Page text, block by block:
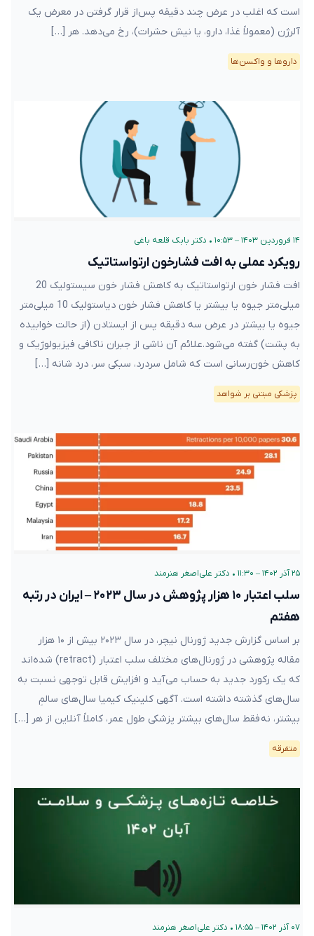
است که اغلب در عرض چند دقیقه پس‌از قرار گرفتن در معرض یک
آلرژن (معمولاً غذا، دارو، یا نیش حشرات)، رخ می‌دهد. هر […]
دارو‌ها و واکسن‌ها
۱۴ فروردین ۱۴۰۳ – ۱۰:۵۳ • دکتر بابک قلعه‌ باغی
رویکرد عملی به افت فشارخون ارتواستاتیک
افت فشار خون ارتواستاتیک به کاهش فشار خون سیستولیک 20
میلی‌متر جیوه یا بیشتر یا کاهش فشار خون دیاستولیک 10 میلی‌متر
جیوه یا بیشتر در عرض سه دقیقه پس از ایستادن (از حالت خوابیده
به پشت) گفته می‌شود.علائم آن ناشی از جبران ناکافی فیزیولوژیک و
کاهش خون‌رسانی است که شامل سردرد، سبکی سر، درد شانه […]
پزشکی مبتنی بر شواهد
۲۵ آذر ۱۴۰۲ – ۱۱:۳۰ • دکتر علی‌اصغر هنرمند
سلب اعتبار ۱۰ هزار پژوهش در سال ۲۰۲۳ – ایران در رتبه
هفتم
بر اساس گزارش جدید ژورنال نیچر، در سال ۲۰۲۳ بیش از ۱۰ هزار
مقاله پژوهشی در ژورنال‌های مختلف سلب اعتبار (retract) شده‌اند
که یک رکورد جدید به حساب می‌آید و افزایش قابل توجهی نسبت به
سال‌های گذشته داشته است. آگهی کلینیک کیمیا سال‌های سالمِ
بیشتر، نه فقط سال‌های بیشتر پزشکی طول عمر، کاملاً آنلاین از هر […]
متفرقه
۰۷ آذر ۱۴۰۲ – ۱۸:۵۵ • دکتر علی‌اصغر هنرمند